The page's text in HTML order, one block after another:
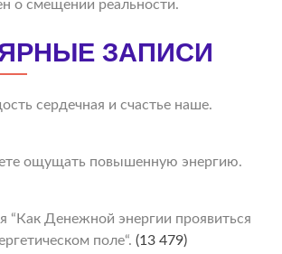
о смещении реальности.
ЗАПИСИ
сердечная и счастье наше.
ощущать повышенную энергию.
“Как Денежной энергии проявиться
поле“. (13 479)